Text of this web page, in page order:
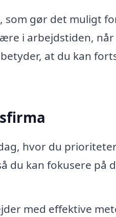
gør det muligt
i arbejdstiden,
at du kan
hvor du
du kan fokusere på
med effektive